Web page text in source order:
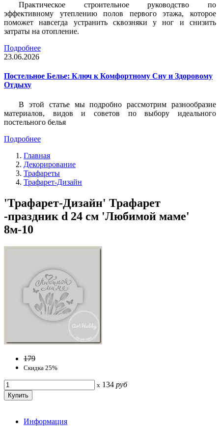
Практическое строительное руководство по
эффективному утеплению полов первого этажа, которое
поможет навсегда устранить сквозняки у ног и снизить
затраты на отопление.
Подробнее
23.06.2026
Постельное Белье: Ключ к Комфортному Сну и Здоровому
Отдыху
В этой статье мы подробно рассмотрим разнообразие
материалов, видов и советов по выбору идеального
постельного белья
Подробнее
Главная
Декорирование
Трафареты
Трафарет-Дизайн
'Трафарет-Дизайн' Трафарет
-праздник d 24 см 'Любимой маме'
8м-10
179
Скидка 25%
x 134 руб
Информация